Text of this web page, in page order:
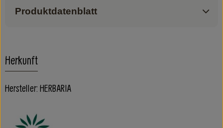
Produktdatenblatt
Herkunft
Hersteller: HERBARIA